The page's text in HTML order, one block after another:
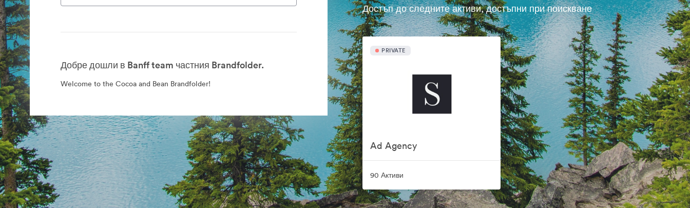
Добре дошли в Banff team частния Brandfolder.
Welcome to the Cocoa and Bean Brandfolder!
Достъп до следните активи, достъпни при поискване
PRIVATE
Ad Agency
90 Активи